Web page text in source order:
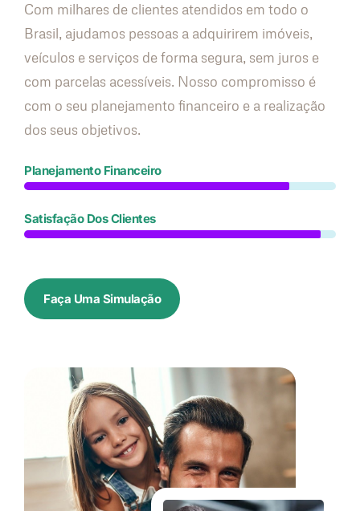
Com milhares de clientes atendidos em todo o
Brasil, ajudamos pessoas a adquirirem imóveis,
veículos e serviços de forma segura, sem juros e
com parcelas acessíveis. Nosso compromisso é
com o seu planejamento financeiro e a realização
dos seus objetivos.
Planejamento Financeiro
Satisfação Dos Clientes
Faça Uma Simulação